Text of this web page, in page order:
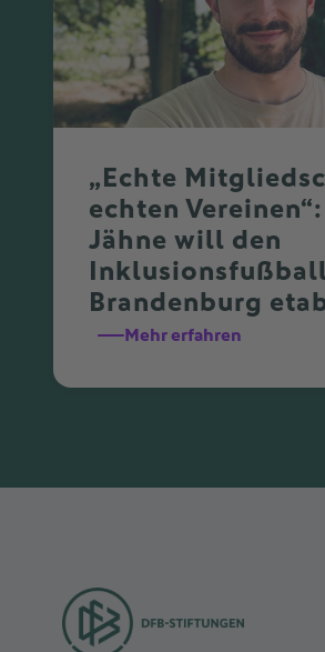
„Echte
echten
Jähne will den
Brandenburg
Mehr erfahren